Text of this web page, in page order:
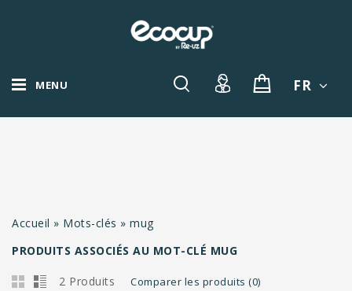
MENU FR
Accueil » Mots-clés » mug
PRODUITS ASSOCIÉS AU MOT-CLÉ MUG
2 Produits Comparer les produits (0)